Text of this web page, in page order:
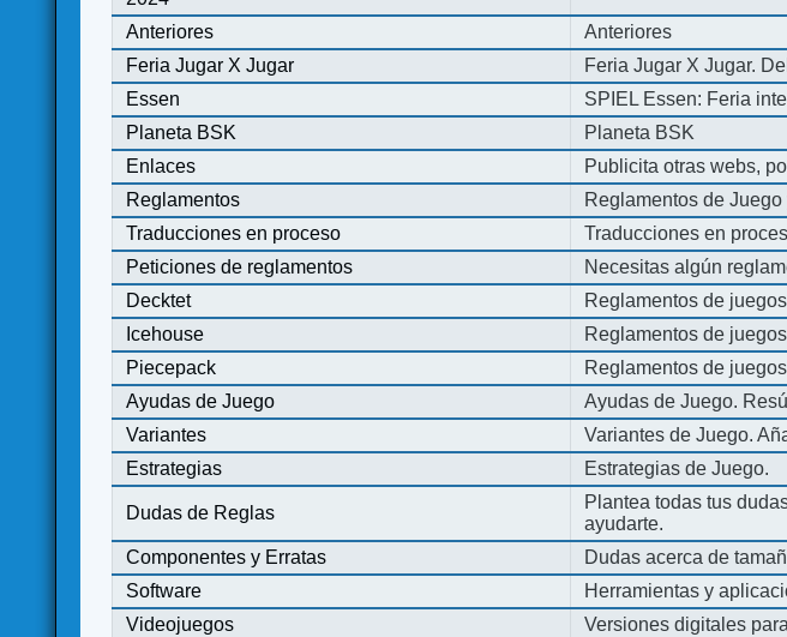
Anteriores
Anteriores
Feria Jugar X Jugar
Feria Jugar X Jugar.
Essen
SPIEL Essen: Feria
Planeta BSK
Planeta BSK
Enlaces
Publicita otras webs,
Reglamentos
Reglamentos de
Traducciones en proceso
Traducciones en
Peticiones de reglamentos
Necesitas algún
Decktet
Reglamentos de
Icehouse
Reglamentos de
Piecepack
Reglamentos de
Ayudas de Juego
Ayudas de Juego.
Variantes
Variantes de Juego.
Estrategias
Estrategias de Juego.
Dudas de Reglas
Plantea todas tus
ayudarte.
Componentes y Erratas Dudas acerca de
Software
Herramientas y
Videojuegos
Versiones digitales